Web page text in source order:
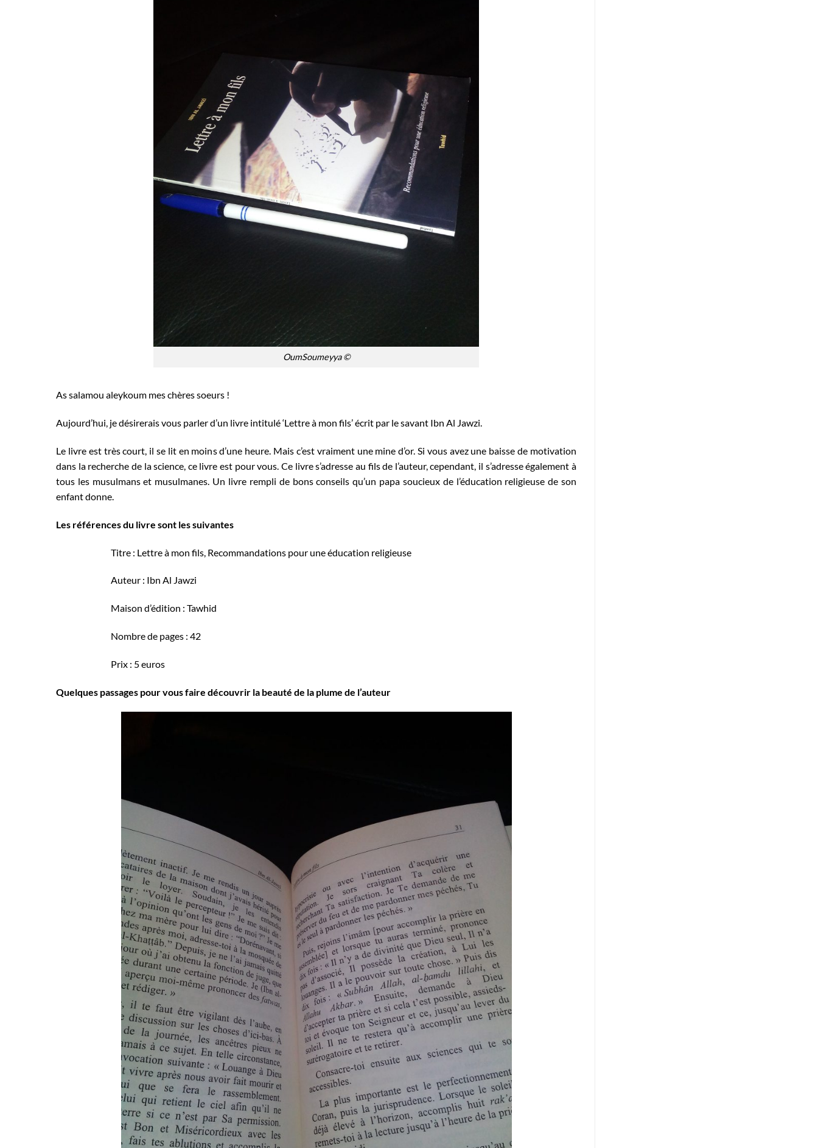
OumSoumeyya ©
As salamou aleykoum mes chères soeurs !
Aujourd’hui, je désirerais vous parler d’un livre intitulé ‘Lettre à mon fils’ écrit par le savant Ibn Al Jawzi.
Le livre est très court, il se lit en moins d’une heure. Mais c’est vraiment une mine d’or. Si vous avez une baisse de motivation
dans la recherche de la science, ce livre est pour vous. Ce livre s’adresse au fils de l’auteur, cependant, il s’adresse également à
tous les musulmans et musulmanes. Un livre rempli de bons conseils qu’un papa soucieux de l’éducation religieuse de son
enfant donne.
Les références du livre sont les suivantes
Titre : Lettre à mon fils, Recommandations pour une éducation religieuse
Auteur : Ibn Al Jawzi
Maison d’édition : Tawhid
Nombre de pages : 42
Prix : 5 euros
Quelques passages pour vous faire découvrir la beauté de la plume de l’auteur